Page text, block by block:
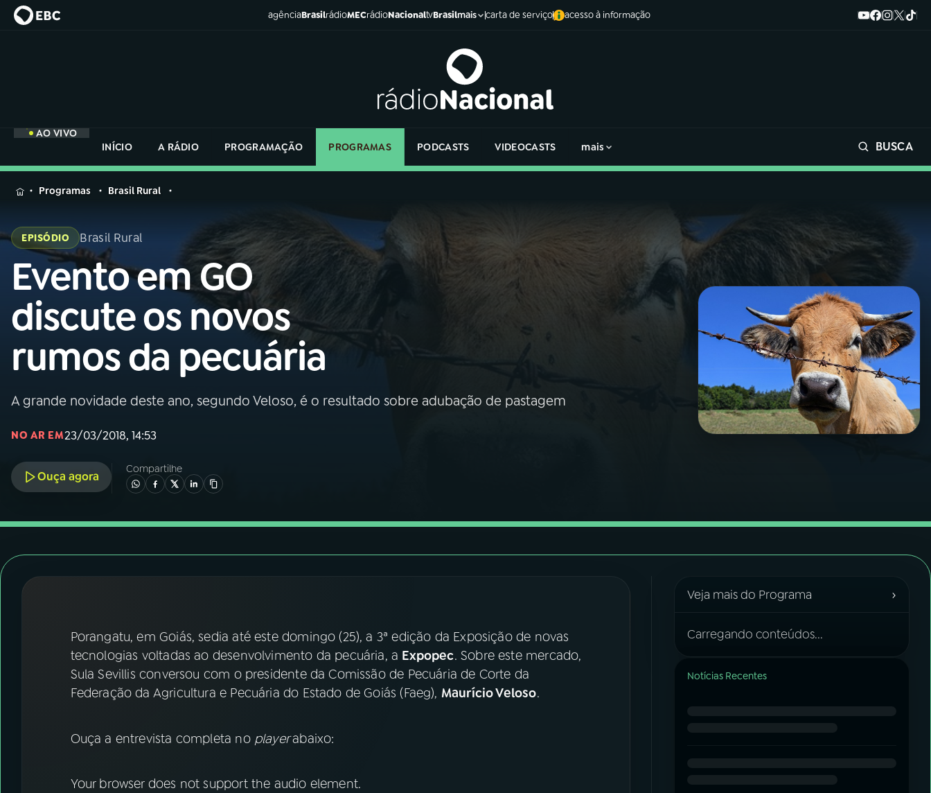
agênciaBrasilrádioMECrádioNacionaltvBrasilmais carta de serviço acesso à informação
AO VIVO
INÍCIO
A RÁDIO PROGRAMAÇÃO PROGRAMAS PODCASTS VIDEOCASTS mais BUSCA
MENU
Buscar
na
Rádio
Nacional
Buscar
01INÍCIO
A RÁDIO
03PROGRAMAÇÃO
PROGRAMAS
FESTIVAL DE MÚSICA
YouTube Facebook
Instagram X
na
Rádio
Nacional
Programas Brasil Rural
EPISÓDIO Brasil Rural
Evento em GO
discute os novos
rumos da pecuária
A grande novidade deste ano, segundo Veloso, é o resultado sobre adubação de pastagem
NO AR EM23/03/2018, 14:53
Ouça agora
Compartilhe
Porangatu, em Goiás, sedia até este domingo (25), a 3ª edição da Exposição de novas
tecnologias voltadas ao desenvolvimento da pecuária, a Expopec. Sobre este mercado,
Sula Sevillis conversou com o presidente da Comissão de Pecuária de Corte da
Federação da Agricultura e Pecuária do Estado de Goiás (Faeg), Maurício Veloso.
Ouça a entrevista completa noplayerabaixo:
Your browser does not support the audio element.
Veja mais do Programa ›
Carregando conteúdos...
Notícias Recentes